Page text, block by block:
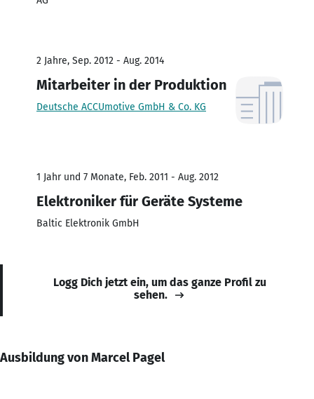
2 Jahre, Sep. 2012 - Aug. 2014
Mitarbeiter in der Produktion
Deutsche ACCUmotive GmbH & Co. KG
1 Jahr und 7 Monate, Feb. 2011 - Aug. 2012
Elektroniker für Geräte Systeme
Baltic Elektronik GmbH
Logg Dich jetzt ein, um das ganze Profil zu
sehen.
Ausbildung von Marcel Pagel